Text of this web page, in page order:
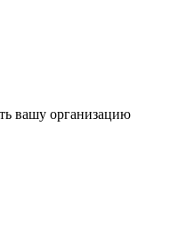
вашу организацию